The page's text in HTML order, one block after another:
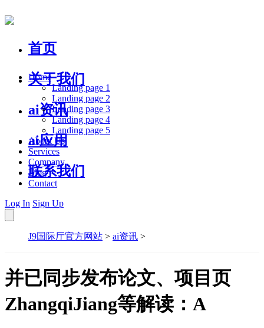
首页
关于我们
ai资讯
ai应用
联系我们
Home
Landing page 1
Landing page 2
Landing page 3
Landing page 4
Landing page 5
About Us
Services
Company
Blog
Contact
Log In Sign Up
J9国际厅官方网站 > ai资讯 >
并已同步发布论文、项目页
ZhangqiJiang等解读：A